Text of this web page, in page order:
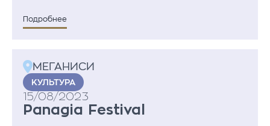
Подробнее
МЕГАНИСИ
KУЛЬТУРА
15/08/2023
Panagia Festival